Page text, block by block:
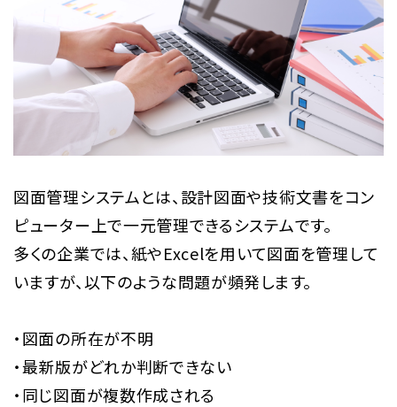
図面管理システムとは、設計図面や技術文書をコン
ピューター上で一元管理できるシステムです。
多くの企業では、紙やExcelを用いて図面を管理して
いますが、以下のような問題が頻発します。
・図面の所在が不明
・最新版がどれか判断できない
・同じ図面が複数作成される